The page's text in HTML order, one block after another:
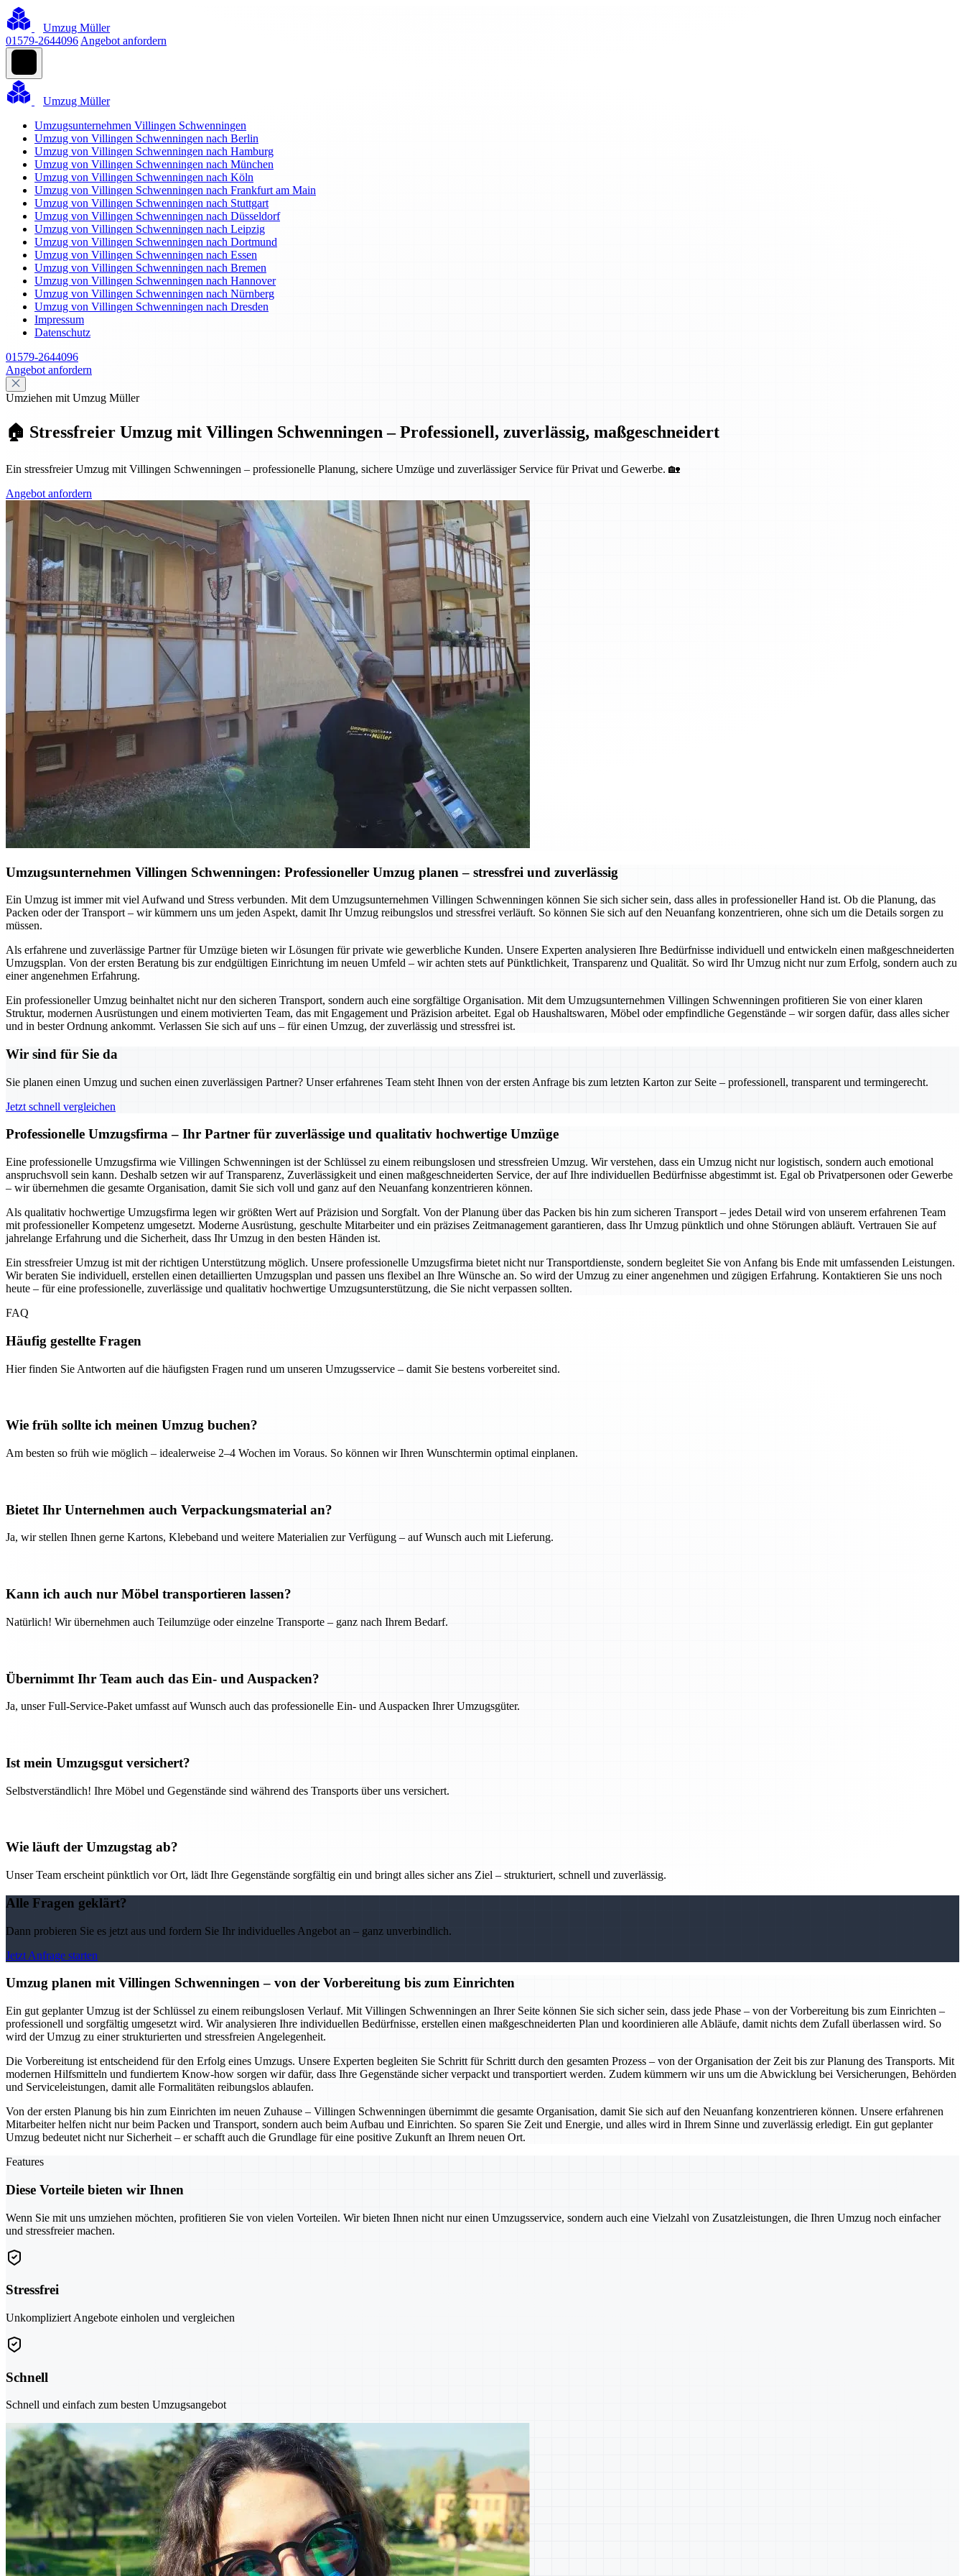
Umzug Müller
01579-2644096 Angebot anfordern
Umzug Müller
Umzugsunternehmen Villingen Schwenningen
Umzug von Villingen Schwenningen nach Berlin
Umzug von Villingen Schwenningen nach Hamburg
Umzug von Villingen Schwenningen nach München
Umzug von Villingen Schwenningen nach Köln
Umzug von Villingen Schwenningen nach Frankfurt am Main
Umzug von Villingen Schwenningen nach Stuttgart
Umzug von Villingen Schwenningen nach Düsseldorf
Umzug von Villingen Schwenningen nach Leipzig
Umzug von Villingen Schwenningen nach Dortmund
Umzug von Villingen Schwenningen nach Essen
Umzug von Villingen Schwenningen nach Bremen
Umzug von Villingen Schwenningen nach Hannover
Umzug von Villingen Schwenningen nach Nürnberg
Umzug von Villingen Schwenningen nach Dresden
Impressum
Datenschutz
01579-2644096
Angebot anfordern
Umziehen mit Umzug Müller
🏠 Stressfreier Umzug mit Villingen Schwenningen – Professionell, zuverlässig, maßgeschneidert
Ein stressfreier Umzug mit Villingen Schwenningen – professionelle Planung, sichere Umzüge und zuverlässiger Service für Privat und Gewerbe. 🏡
Angebot anfordern
Umzugsunternehmen Villingen Schwenningen: Professioneller Umzug planen – stressfrei und zuverlässig
Ein Umzug ist immer mit viel Aufwand und Stress verbunden. Mit dem Umzugsunternehmen Villingen Schwenningen können Sie sich sicher sein, dass alles in professioneller Hand ist. Ob die Planung, das
Packen oder der Transport – wir kümmern uns um jeden Aspekt, damit Ihr Umzug reibungslos und stressfrei verläuft. So können Sie sich auf den Neuanfang konzentrieren, ohne sich um die Details sorgen zu
müssen.
Als erfahrene und zuverlässige Partner für Umzüge bieten wir Lösungen für private wie gewerbliche Kunden. Unsere Experten analysieren Ihre Bedürfnisse individuell und entwickeln einen maßgeschneiderten
Umzugsplan. Von der ersten Beratung bis zur endgültigen Einrichtung im neuen Umfeld – wir achten stets auf Pünktlichkeit, Transparenz und Qualität. So wird Ihr Umzug nicht nur zum Erfolg, sondern auch zu
einer angenehmen Erfahrung.
Ein professioneller Umzug beinhaltet nicht nur den sicheren Transport, sondern auch eine sorgfältige Organisation. Mit dem Umzugsunternehmen Villingen Schwenningen profitieren Sie von einer klaren
Struktur, modernen Ausrüstungen und einem motivierten Team, das mit Engagement und Präzision arbeitet. Egal ob Haushaltswaren, Möbel oder empfindliche Gegenstände – wir sorgen dafür, dass alles sicher
und in bester Ordnung ankommt. Verlassen Sie sich auf uns – für einen Umzug, der zuverlässig und stressfrei ist.
Wir sind für Sie da
Sie planen einen Umzug und suchen einen zuverlässigen Partner? Unser erfahrenes Team steht Ihnen von der ersten Anfrage bis zum letzten Karton zur Seite – professionell, transparent und termingerecht.
Jetzt schnell vergleichen
Professionelle Umzugsfirma – Ihr Partner für zuverlässige und qualitativ hochwertige Umzüge
Eine professionelle Umzugsfirma wie Villingen Schwenningen ist der Schlüssel zu einem reibungslosen und stressfreien Umzug. Wir verstehen, dass ein Umzug nicht nur logistisch, sondern auch emotional
anspruchsvoll sein kann. Deshalb setzen wir auf Transparenz, Zuverlässigkeit und einen maßgeschneiderten Service, der auf Ihre individuellen Bedürfnisse abgestimmt ist. Egal ob Privatpersonen oder Gewerbe
– wir übernehmen die gesamte Organisation, damit Sie sich voll und ganz auf den Neuanfang konzentrieren können.
Als qualitativ hochwertige Umzugsfirma legen wir größten Wert auf Präzision und Sorgfalt. Von der Planung über das Packen bis hin zum sicheren Transport – jedes Detail wird von unserem erfahrenen Team
mit professioneller Kompetenz umgesetzt. Moderne Ausrüstung, geschulte Mitarbeiter und ein präzises Zeitmanagement garantieren, dass Ihr Umzug pünktlich und ohne Störungen abläuft. Vertrauen Sie auf
jahrelange Erfahrung und die Sicherheit, dass Ihr Umzug in den besten Händen ist.
Ein stressfreier Umzug ist mit der richtigen Unterstützung möglich. Unsere professionelle Umzugsfirma bietet nicht nur Transportdienste, sondern begleitet Sie von Anfang bis Ende mit umfassenden Leistungen.
Wir beraten Sie individuell, erstellen einen detaillierten Umzugsplan und passen uns flexibel an Ihre Wünsche an. So wird der Umzug zu einer angenehmen und zügigen Erfahrung. Kontaktieren Sie uns noch
heute – für eine professionelle, zuverlässige und qualitativ hochwertige Umzugsunterstützung, die Sie nicht verpassen sollten.
FAQ
Häufig gestellte Fragen
Hier finden Sie Antworten auf die häufigsten Fragen rund um unseren Umzugsservice – damit Sie bestens vorbereitet sind.
Wie früh sollte ich meinen Umzug buchen?
Am besten so früh wie möglich – idealerweise 2–4 Wochen im Voraus. So können wir Ihren Wunschtermin optimal einplanen.
Bietet Ihr Unternehmen auch Verpackungsmaterial an?
Ja, wir stellen Ihnen gerne Kartons, Klebeband und weitere Materialien zur Verfügung – auf Wunsch auch mit Lieferung.
Kann ich auch nur Möbel transportieren lassen?
Natürlich! Wir übernehmen auch Teilumzüge oder einzelne Transporte – ganz nach Ihrem Bedarf.
Übernimmt Ihr Team auch das Ein- und Auspacken?
Ja, unser Full-Service-Paket umfasst auf Wunsch auch das professionelle Ein- und Auspacken Ihrer Umzugsgüter.
Ist mein Umzugsgut versichert?
Selbstverständlich! Ihre Möbel und Gegenstände sind während des Transports über uns versichert.
Wie läuft der Umzugstag ab?
Unser Team erscheint pünktlich vor Ort, lädt Ihre Gegenstände sorgfältig ein und bringt alles sicher ans Ziel – strukturiert, schnell und zuverlässig.
Alle Fragen geklärt?
Dann probieren Sie es jetzt aus und fordern Sie Ihr individuelles Angebot an – ganz unverbindlich.
Jetzt Anfrage starten
Umzug planen mit Villingen Schwenningen – von der Vorbereitung bis zum Einrichten
Ein gut geplanter Umzug ist der Schlüssel zu einem reibungslosen Verlauf. Mit Villingen Schwenningen an Ihrer Seite können Sie sich sicher sein, dass jede Phase – von der Vorbereitung bis zum Einrichten –
professionell und sorgfältig umgesetzt wird. Wir analysieren Ihre individuellen Bedürfnisse, erstellen einen maßgeschneiderten Plan und koordinieren alle Abläufe, damit nichts dem Zufall überlassen wird. So
wird der Umzug zu einer strukturierten und stressfreien Angelegenheit.
Die Vorbereitung ist entscheidend für den Erfolg eines Umzugs. Unsere Experten begleiten Sie Schritt für Schritt durch den gesamten Prozess – von der Organisation der Zeit bis zur Planung des Transports. Mit
modernen Hilfsmitteln und fundiertem Know-how sorgen wir dafür, dass Ihre Gegenstände sicher verpackt und transportiert werden. Zudem kümmern wir uns um die Abwicklung bei Versicherungen, Behörden
und Serviceleistungen, damit alle Formalitäten reibungslos ablaufen.
Von der ersten Planung bis hin zum Einrichten im neuen Zuhause – Villingen Schwenningen übernimmt die gesamte Organisation, damit Sie sich auf den Neuanfang konzentrieren können. Unsere erfahrenen
Mitarbeiter helfen nicht nur beim Packen und Transport, sondern auch beim Aufbau und Einrichten. So sparen Sie Zeit und Energie, und alles wird in Ihrem Sinne und zuverlässig erledigt. Ein gut geplanter
Umzug bedeutet nicht nur Sicherheit – er schafft auch die Grundlage für eine positive Zukunft an Ihrem neuen Ort.
Features
Diese Vorteile bieten wir Ihnen
Wenn Sie mit uns umziehen möchten, profitieren Sie von vielen Vorteilen. Wir bieten Ihnen nicht nur einen Umzugsservice, sondern auch eine Vielzahl von Zusatzleistungen, die Ihren Umzug noch einfacher
und stressfreier machen.
Stressfrei
Unkompliziert Angebote einholen und vergleichen
Schnell
Schnell und einfach zum besten Umzugsangebot